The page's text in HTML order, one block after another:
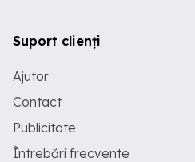
Suport clienți
Ajutor
Contact
Publicitate
Întrebări frecvente